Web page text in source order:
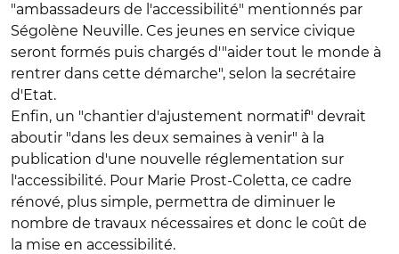
"ambassadeurs de l'accessibilité" mentionnés par
Ségolène Neuville. Ces jeunes en service civique
seront formés puis chargés d'"aider tout le monde à
rentrer dans cette démarche", selon la secrétaire
d'Etat.
Enfin, un "chantier d'ajustement normatif" devrait
aboutir "dans les deux semaines à venir" à la
publication d'une nouvelle réglementation sur
l'accessibilité. Pour Marie Prost-Coletta, ce cadre
rénové, plus simple, permettra de diminuer le
nombre de travaux nécessaires et donc le coût de
la mise en accessibilité.